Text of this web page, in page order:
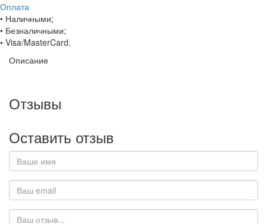
Оплата
• Наличными;
• Безналичными;
• Visa/MasterCard.
Описание
Отзывы
Оставить отзыв